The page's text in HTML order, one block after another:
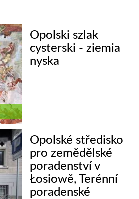
Opolski szlak
cysterski - ziemia
nyska
Opolské středisko
pro zemědělské
poradenství v
Łosiowě, Terénní
poradenské